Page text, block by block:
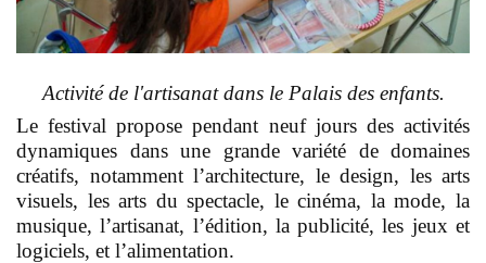
Activité de l'artisanat dans le Palais des enfants.
Le festival propose pendant neuf jours des activités
dynamiques dans une grande variété de domaines
créatifs, notamment l’architecture, le design, les arts
visuels, les arts du spectacle, le cinéma, la mode, la
musique, l’artisanat, l’édition, la publicité, les jeux et
logiciels, et l’alimentation.